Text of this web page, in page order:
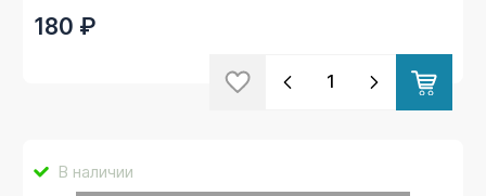
180 ₽
В наличии